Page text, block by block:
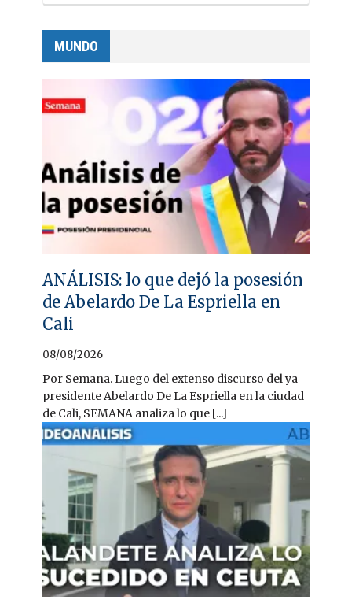
MUNDO
ANÁLISIS: lo que dejó la posesión
de Abelardo De La Espriella en
Cali
08/08/2026
Por Semana. Luego del extenso discurso del ya
presidente Abelardo De La Espriella en la ciudad
de Cali, SEMANA analiza lo que [...]